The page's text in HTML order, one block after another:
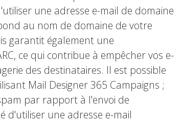
une adresse e-mail de domaine
au nom de domaine de votre
garantit également une
ce qui contribue à empêcher vos e-
des destinataires. Il est possible
Mail Designer 365 Campaigns ;
par rapport à l'envoi de
d'utiliser une adresse e-mail